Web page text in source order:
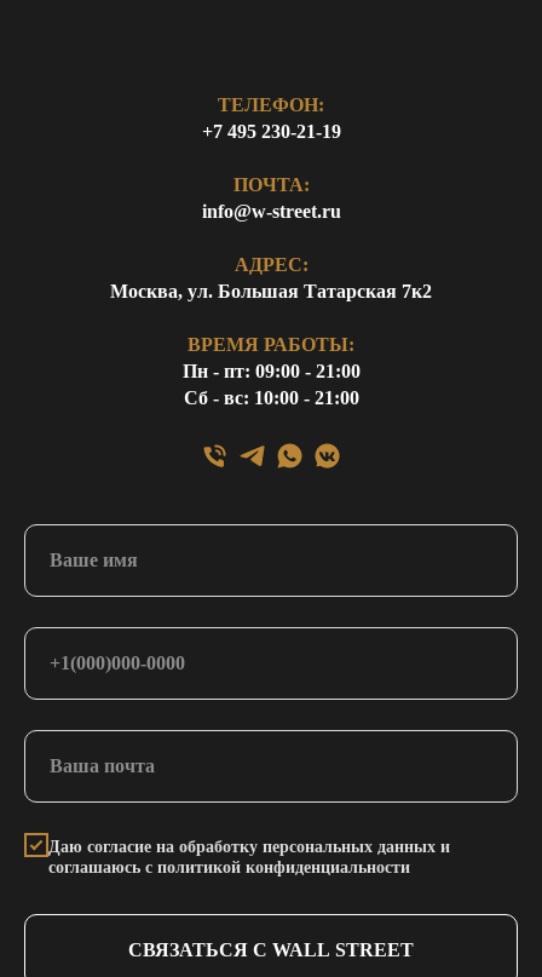
ТЕЛЕФОН:
+7 495 230-21-19
ПОЧТА:
info@w-street.ru
АДРЕС:
Москва, ул. Большая Татарская 7к2
ВРЕМЯ РАБОТЫ:
Пн - пт: 09:00 - 21:00
Сб - вс: 10:00 - 21:00
Даю согласие на обработку персональных данных и
соглашаюсь с политикой конфиденциальности
СВЯЗАТЬСЯ С WALL STREET